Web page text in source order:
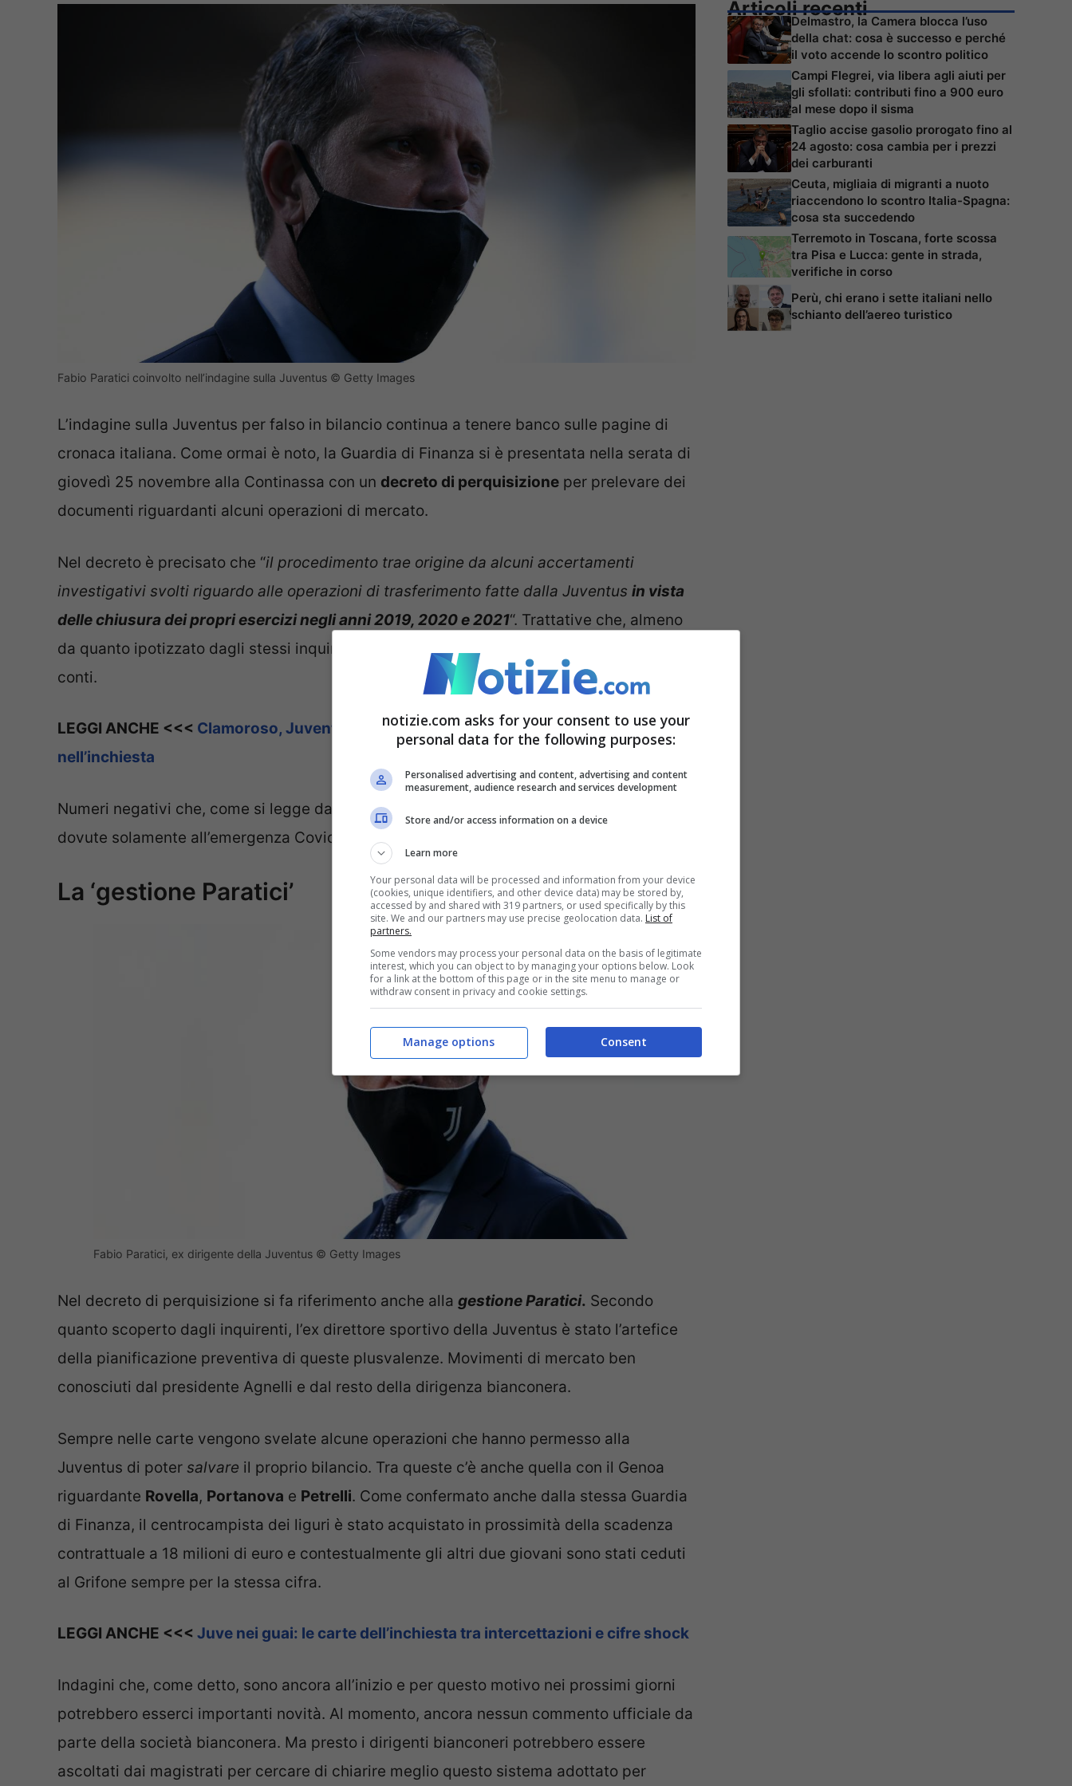
Fabio Paratici coinvolto nell’indagine sulla Juventus © Getty Images
L’indagine sulla Juventus per falso in bilancio continua a tenere banco sulle pagine di
cronaca italiana. Come ormai è noto, la Guardia di Finanza si è presentata nella serata di
giovedì 25 novembre alla Continassa con un decreto di perquisizione per prelevare dei
documenti riguardanti alcuni operazioni di mercato.
Nel decreto è precisato che “il procedimento trae origine da alcuni accertamenti
investigativi svolti riguardo alle operazioni di trasferimento fatte dalla Juventus in vista
delle chiusura dei propri esercizi negli anni 2019, 2020 e 2021“. Trattative che, almeno
da quanto ipotizzato dagli stessi inquirenti sono servite alla Juventus ad appianare i
conti.
LEGGI ANCHE <<< Clamoroso, Juventus indagata per falso in bilancio, nomi grossi
nell’inchiesta
Numeri negativi che, come si legge dalle carte pubblicate dalla Procura, non sono
dovute solamente all’emergenza Covid.
La ‘gestione Paratici’
Fabio Paratici, ex dirigente della Juventus © Getty Images
Nel decreto di perquisizione si fa riferimento anche alla gestione Paratici. Secondo
quanto scoperto dagli inquirenti, l’ex direttore sportivo della Juventus è stato l’artefice
della pianificazione preventiva di queste plusvalenze. Movimenti di mercato ben
conosciuti dal presidente Agnelli e dal resto della dirigenza bianconera.
Sempre nelle carte vengono svelate alcune operazioni che hanno permesso alla
Juventus di poter salvare il proprio bilancio. Tra queste c’è anche quella con il Genoa
riguardante Rovella, Portanova e Petrelli. Come confermato anche dalla stessa Guardia
di Finanza, il centrocampista dei liguri è stato acquistato in prossimità della scadenza
contrattuale a 18 milioni di euro e contestualmente gli altri due giovani sono stati ceduti
al Grifone sempre per la stessa cifra.
LEGGI ANCHE <<< Juve nei guai: le carte dell’inchiesta tra intercettazioni e cifre shock
Indagini che, come detto, sono ancora all’inizio e per questo motivo nei prossimi giorni
potrebbero esserci importanti novità. Al momento, ancora nessun commento ufficiale da
parte della società bianconera. Ma presto i dirigenti bianconeri potrebbero essere
ascoltati dai magistrati per cercare di chiarire meglio questo sistema adottato per
Articoli recenti
Delmastro, la Camera blocca l’uso
della chat: cosa è successo e perché
il voto accende lo scontro politico
Campi Flegrei, via libera agli aiuti per
gli sfollati: contributi fino a 900 euro
al mese dopo il sisma
Taglio accise gasolio prorogato fino al
24 agosto: cosa cambia per i prezzi
dei carburanti
Ceuta, migliaia di migranti a nuoto
riaccendono lo scontro Italia-Spagna:
cosa sta succedendo
Terremoto in Toscana, forte scossa
tra Pisa e Lucca: gente in strada,
verifiche in corso
Perù, chi erano i sette italiani nello
schianto dell’aereo turistico
notizie.com asks for your consent to use your
personal data for the following purposes:
Personalised advertising and content, advertising and content
measurement, audience research and services development
Store and/or access information on a device
Learn more
Your personal data will be processed and information from your device
(cookies, unique identifiers, and other device data) may be stored by,
accessed by and shared with 319 partners, or used specifically by this
site. We and our partners may use precise geolocation data. List of
partners.
Some vendors may process your personal data on the basis of legitimate
interest, which you can object to by managing your options below. Look
for a link at the bottom of this page or in the site menu to manage or
withdraw consent in privacy and cookie settings.
Consent
Manage options